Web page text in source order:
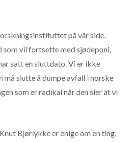
på vår side.
som vil fortsette med sjødeponi,
satt en sluttdato. Vi er ikke
må slutte å dumpe avfall i norske
som er radikal når den sier at vi
Bjørlykke er enige om en ting,